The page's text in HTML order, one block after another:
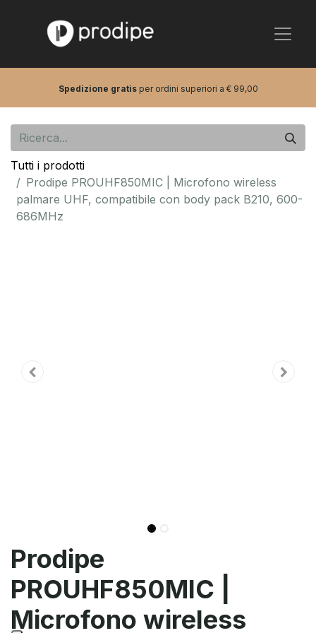
Spedizione gratis per ordini superiori a € 99,00
Tutti i prodotti
Prodipe PROUHF850MIC | Microfono wireless
palmare UHF, compatibile con body pack B210, 600-
686MHz
Prodipe
PROUHF850MIC |
Microfono wireless